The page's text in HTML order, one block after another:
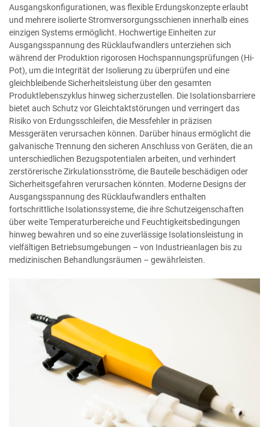
Ausgangskonfigurationen, was flexible Erdungskonzepte erlaubt
und mehrere isolierte Stromversorgungsschienen innerhalb eines
einzigen Systems ermöglicht. Hochwertige Einheiten zur
Ausgangsspannung des Rücklaufwandlers unterziehen sich
während der Produktion rigorosen Hochspannungsprüfungen (Hi-
Pot), um die Integrität der Isolierung zu überprüfen und eine
gleichbleibende Sicherheitsleistung über den gesamten
Produktlebenszyklus hinweg sicherzustellen. Die Isolationsbarriere
bietet auch Schutz vor Gleichtaktstörungen und verringert das
Risiko von Erdungsschleifen, die Messfehler in präzisen
Messgeräten verursachen können. Darüber hinaus ermöglicht die
galvanische Trennung den sicheren Anschluss von Geräten, die an
unterschiedlichen Bezugspotentialen arbeiten, und verhindert
zerstörerische Zirkulationsströme, die Bauteile beschädigen oder
Sicherheitsgefahren verursachen könnten. Moderne Designs der
Ausgangsspannung des Rücklaufwandlers enthalten
fortschrittliche Isolationssysteme, die ihre Schutzeigenschaften
über weite Temperaturbereiche und Feuchtigkeitsbedingungen
hinweg bewahren und so eine zuverlässige Isolationsleistung in
vielfältigen Betriebsumgebungen – von Industrieanlagen bis zu
medizinischen Behandlungsräumen – gewährleisten.